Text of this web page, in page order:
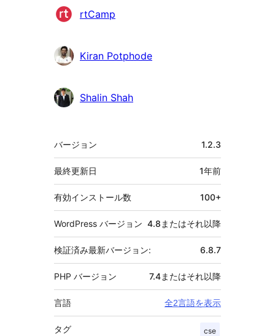
貢
者
rtCamp
Kiran Potphode
Shalin Shah
メ
タ
バージョン 1.2.3
最終更新日 1年前
有効インストール数 100+
WordPress バージョン 4.8またはそれ以降
検証済み最新バージョン: 6.8.7
PHP バージョン 7.4またはそれ以降
言語 全2言語を表示
タグ cse